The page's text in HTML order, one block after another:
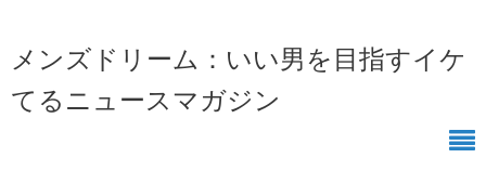
メンズドリーム：いい男を目指すイケ
てるニュースマガジン